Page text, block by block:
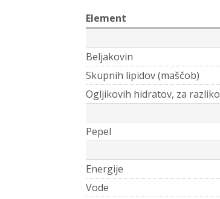
Element
Beljakovin
Skupnih lipidov (maščob)
Ogljikovih hidratov, za razliko
Pepel
Energije
Vode